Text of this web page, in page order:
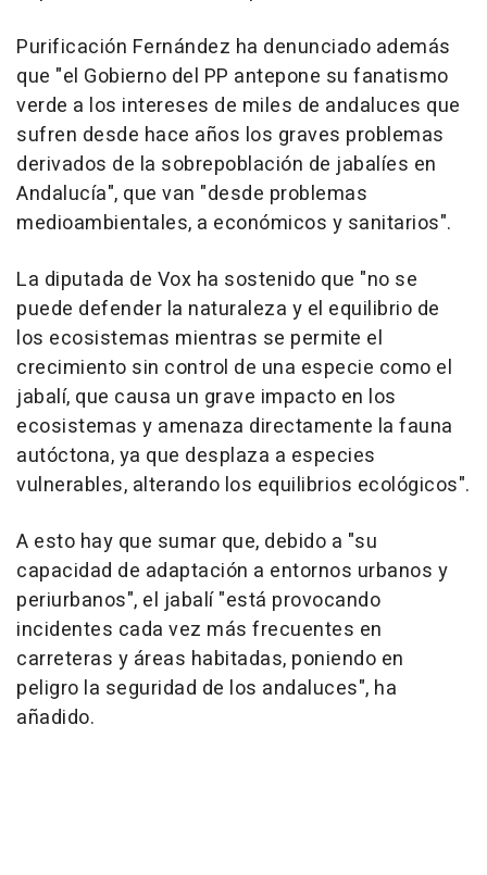
Purificación Fernández ha denunciado además
que "el Gobierno del PP antepone su fanatismo
verde a los intereses de miles de andaluces que
sufren desde hace años los graves problemas
derivados de la sobrepoblación de jabalíes en
Andalucía", que van "desde problemas
medioambientales, a económicos y sanitarios".
La diputada de Vox ha sostenido que "no se
puede defender la naturaleza y el equilibrio de
los ecosistemas mientras se permite el
crecimiento sin control de una especie como el
jabalí, que causa un grave impacto en los
ecosistemas y amenaza directamente la fauna
autóctona, ya que desplaza a especies
vulnerables, alterando los equilibrios ecológicos".
A esto hay que sumar que, debido a "su
capacidad de adaptación a entornos urbanos y
periurbanos", el jabalí "está provocando
incidentes cada vez más frecuentes en
carreteras y áreas habitadas, poniendo en
peligro la seguridad de los andaluces", ha
añadido.